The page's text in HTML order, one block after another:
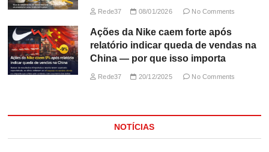
Rede37 08/01/2026 No Comments
Ações da Nike caem forte após
relatório indicar queda de vendas na
China — por que isso importa
Rede37 20/12/2025 No Comments
NOTÍCIAS